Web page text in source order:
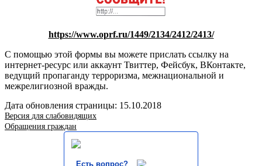
https://www.oprf.ru/1449/2134/2412/2413/
С помощью этой формы вы можете прислать ссылку на
интернет-ресурс или аккаунт Твиттер, Фейсбук, ВКонтакте,
ведущий пропаганду терроризма, межнациональной и
межрелигиозной вражды.
Дата обновления страницы: 15.10.2018
Версия для слабовидящих
Обращения граждан
Есть вопрос?